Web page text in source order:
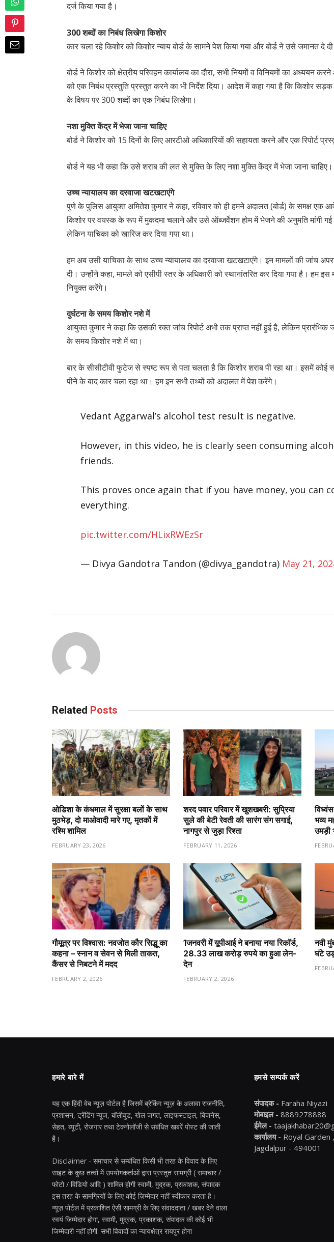
दर्ज किया गया है।
300 शब्दों का निबंध लिखेगा किशोर
कार चला रहे किशोर को किशोर न्याय बोर्ड के सामने पेश किया गया और बोर्ड ने उसे जमानत दे
बोर्ड ने किशोर को क्षेत्रीय परिवहन कार्यालय का दौरा, सभी नियमों व विनियमों का अध्ययन
को एक निबंध प्रस्तुति प्रस्तुत करने का भी निर्देश दिया। आदेश में कहा गया है कि किशोर
के विषय पर 300 शब्दों का एक निबंध लिखेगा।
नशा मुक्ति केंद्र में भेजा जाना चाहिए
बोर्ड ने किशोर को 15 दिनों के लिए आरटीओ अधिकारियों की सहायता करने और एक रिपोर्ट
बोर्ड ने यह भी कहा कि उसे शराब की लत से मुक्ति के लिए नशा मुक्ति केंद्र में भेजा जाना चाहिए।
उच्च न्यायालय का दरवाजा खटखटाएंगे
पुणे के पुलिस आयुक्त अमितेश कुमार ने कहा, रविवार को ही हमने अदालत (बोर्ड) के समक्ष एक
किशोर पर वयस्क के रूप में मुकदमा चलाने और उसे ऑब्जर्वेशन होम में भेजने की अनुमति मांगी गई
लेकिन याचिका को खारिज कर दिया गया था।
हम अब उसी याचिका के साथ उच्च न्यायालय का दरवाजा खटखटाएंगे। इन मामलों की जांच
दी। उन्होंने कहा, मामले को एसीपी स्तर के अधिकारी को स्थानांतरित कर दिया गया है। हम
नियुक्त करेंगे।
दुर्घटना के समय किशोर नशे में
आयुक्त कुमार ने कहा कि उसकी रक्त जांच रिपोर्ट अभी तक प्राप्त नहीं हुई है, लेकिन प्रारंभिक
के समय किशोर नशे में था।
बार के सीसीटीवी फुटेज से स्पष्ट रूप से पता चलता है कि किशोर शराब पी रहा था। इसमें कोई
पीने के बाद कार चला रहा था। हम इन सभी तथ्यों को अदालत में पेश करेंगे।
Vedant Aggarwal’s alcohol test result is negative.
However, in this video, he is clearly seen consuming
friends.
This proves once again that if you have money, you can
everything.
pic.twitter.com/HLixRWEzSr
— Divya Gandotra Tandon (@divya_gandotra) May 21,
Related Posts
ओडिशा के कंधमाल में सुरक्षा बलों के साथ
मुठभेड़, दो माओवादी मारे गए, मृतकों में
रश्मि शामिल
FEBRUARY 23, 2026
शरद पवार परिवार में खुशखबरी: सुप्रिया
सुले की बेटी रेवती की सारंग संग सगाई,
नागपुर से जुड़ा रिश्ता
FEBRUARY 11, 2026
भव्य
उमड़ी
गौमूत्र पर विश्वास: नवजोत कौर सिद्धू का
कहना – स्नान व सेवन से मिली ताकत,
कैंसर से निबटने में मदद
FEBRUARY 2, 2026
1️जनवरी में यूपीआई ने बनाया नया रिकॉर्ड,
28.33 लाख करोड़ रुपये का हुआ लेन-
देन
FEBRUARY 2, 2026
नवी
घंटे
हमारे बारे में
यह एक हिंदी वेब न्यूज़ पोर्टल है जिसमें ब्रेकिंग न्यूज़ के अलावा राजनीति,
प्रशासन, ट्रेंडिंग न्यूज, बॉलीवुड, खेल जगत, लाइफस्टाइल, बिजनेस,
सेहत, ब्यूटी, रोजगार तथा टेक्नोलॉजी से संबंधित खबरें पोस्ट की जाती
है।
Disclaimer - समाचार से सम्बंधित किसी भी तरह के विवाद के लिए
साइट के कुछ तत्वों में उपयोगकर्ताओं द्वारा प्रस्तुत सामग्री ( समाचार /
फोटो / विडियो आदि ) शामिल होगी स्वामी, मुद्रक, प्रकाशक, संपादक
इस तरह के सामग्रियों के लिए कोई ज़िम्मेदार नहीं स्वीकार करता है।
न्यूज़ पोर्टल में प्रकाशित ऐसी सामग्री के लिए संवाददाता / खबर देने वाला
स्वयं जिम्मेदार होगा, स्वामी, मुद्रक, प्रकाशक, संपादक की कोई भी
जिम्मेदारी नहीं होगी. सभी विवादों का न्यायक्षेत्र रायपुर होगा
हमसे सम्पर्क करें
संपादक - Faraha Niyazi
मोबाइल - 8889278888
ईमेल -
कार्यालय - Royal Garden
Jagdalpur - 494001